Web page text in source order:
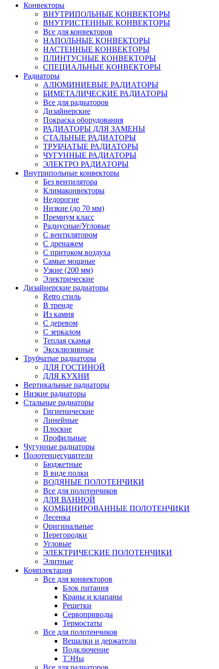
Конвекторы
ВНУТРИПОЛЬНЫЕ КОНВЕКТОРЫ
ВНУТРИСТЕННЫЕ КОНВЕКТОРЫ
Все для конвекторов
НАПОЛЬНЫЕ КОНВЕКТОРЫ
НАСТЕННЫЕ КОНВЕКТОРЫ
ПЛИНТУСНЫЕ КОНВЕКТОРЫ
СПЕЦИАЛЬНЫЕ КОНВЕКТОРЫ
Радиаторы
АЛЮМИНИЕВЫЕ РАДИАТОРЫ
БИМЕТАЛИЧЕСКИЕ РАДИАТОРЫ
Все для радиаторов
Дизайнерские
Покраска оборудования
РАДИАТОРЫ ДЛЯ ЗАМЕНЫ
СТАЛЬНЫЕ РАДИАТОРЫ
ТРУБЧАТЫЕ РАДИАТОРЫ
ЧУГУННЫЕ РАДИАТОРЫ
ЭЛЕКТРО РАДИАТОРЫ
Внутрипольные конвекторы
Без вентилятора
Климаконвекторы
Недорогие
Низкие (до 70 мм)
Премиум класс
Радиусные/Угловые
С вентилятором
С дренажем
С притоком воздуха
Самые мощные
Узкие (200 мм)
Электрические
Дизайнерские радиаторы
Retro стиль
В тренде
Из камня
С деревом
С зеркалом
Теплая скамья
Эксклюзивные
Трубчатые радиаторы
ДЛЯ ГОСТИНОЙ
ДЛЯ КУХНИ
Вертикальные радиаторы
Низкие радиаторы
Стальные радиаторы
Гигиенические
Линейные
Плоские
Профильные
Чугунные радиаторы
Полотенцесушители
Бюджетные
В виде полки
ВОДЯНЫЕ ПОЛОТЕНЧИКИ
Все для полотенчиков
ДЛЯ ВАННОЙ
КОМБИНИРОВАННЫЕ ПОЛОТЕНЧИКИ
Лесенка
Оригинальные
Перегородки
Угловые
ЭЛЕКТРИЧЕСКИЕ ПОЛОТЕНЧИКИ
Элитные
Комплектация
Все для конвекторов
Блок питания
Краны и клапаны
Решетки
Сервоприводы
Термостаты
Все для полотенчиков
Вешалки и держатели
Подключение
ТЭНы
Все для радиаторов